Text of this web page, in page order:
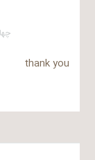
چهارشنبه
thank you